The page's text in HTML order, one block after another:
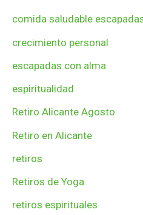
comida saludable
crecimiento personal
escapadas con alma
espiritualidad
Retiro Alicante Agosto
Retiro en Alicante
retiros
Retiros de Yoga
retiros espirituales